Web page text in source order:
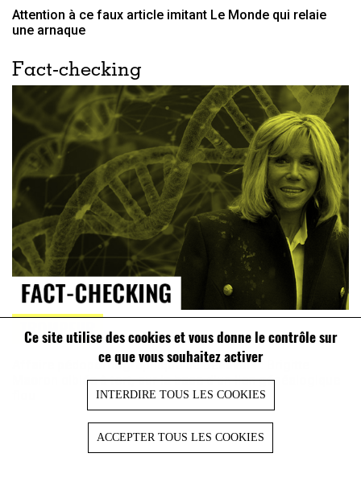
Ce site utilise des cookies et vous donne le contrôle sur
ce que vous souhaitez activer
INTERDIRE TOUS LES COOKIES
ACCEPTER TOUS LES COOKIES
Attention à ce faux article imitant Le Monde qui relaie
une arnaque
Fact-checking
TROMPEUR
Affaire pédopornographique de Beauvais : Brigitte
Macron ciblée à tort, sur la base d’un lien généalogique